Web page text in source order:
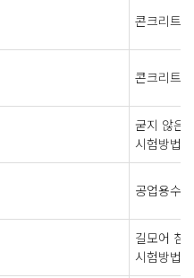
콘크리트
콘크리트
굳지 않은
시험방법
공업용수
길모어 침
시험방법